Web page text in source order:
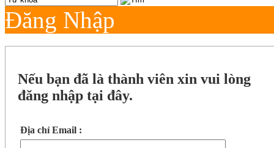
Đăng Nhập
Nếu bạn đã là thành viên xin vui lòng
đăng nhập tại đây.
Địa chỉ Email :